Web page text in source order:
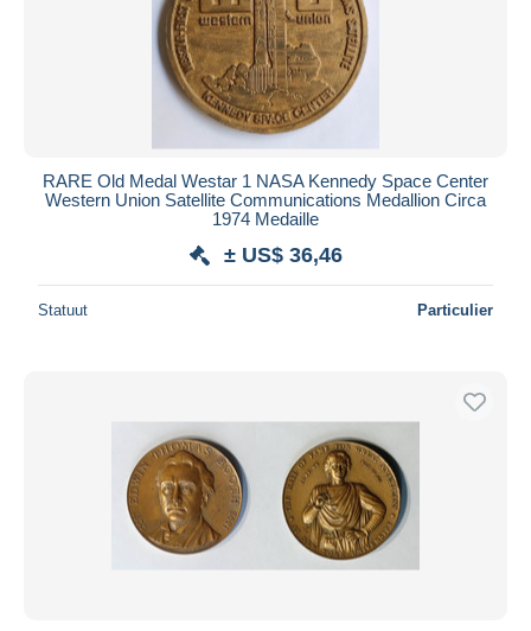
RARE Old Medal Westar 1 NASA Kennedy Space Center
Western Union Satellite Communications Medallion Circa
1974 Medaille
± US$ 36,46
Statuut Particulier